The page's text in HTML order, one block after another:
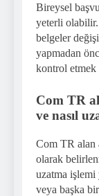
Bireysel
yeterli olabilir.
belgeler
yapmadan
kontrol etmek
Com TR
ve nasıl
Com TR alan
olarak
uzatma işlemi
veya başka